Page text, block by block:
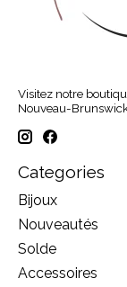
Visitez notre
Nouveau-
Categories
Bijoux
Nouveautés
Solde
Accessoires